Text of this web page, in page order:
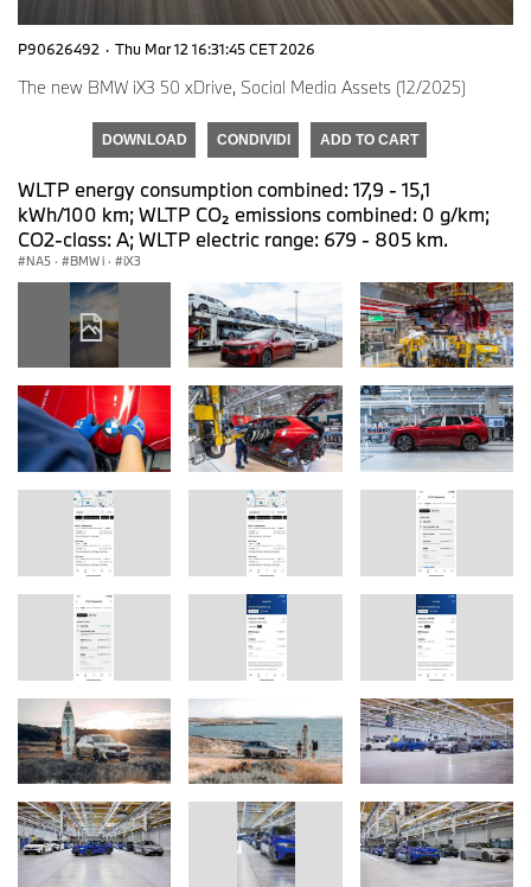
P90626492 · Thu Mar 12 16:31:45 CET 2026
The new BMW iX3 50 xDrive, Social Media Assets (12/2025)
DOWNLOAD CONDIVIDI ADD TO CART
WLTP energy consumption combined: 17,9 - 15,1
kWh/100 km; WLTP CO₂ emissions combined: 0 g/km;
CO2-class: A; WLTP electric range: 679 - 805 km.
NA5 · BMW i · iX3